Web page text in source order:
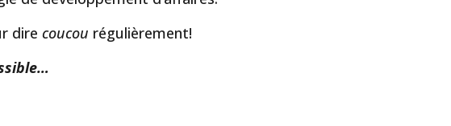
direcoucou régulièrement!